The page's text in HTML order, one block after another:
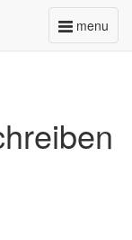
menu
Toggle